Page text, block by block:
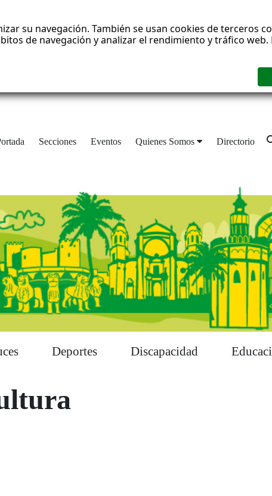
su navegación. También se usan cookies de terceros
de navegación y analizar el rendimiento y tráfico web.
Secciones Eventos Quienes Somos Directorio
Deportes Discapacidad